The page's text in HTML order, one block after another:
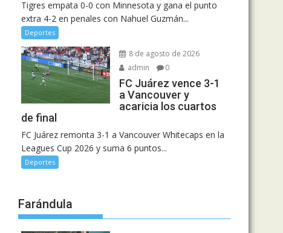
Tigres empata 0-0 con Minnesota y gana el punto
extra 4-2 en penales con Nahuel Guzmán...
Deportes
8 de agosto de 2026
admin
0
FC Juárez vence 3-1
a Vancouver y
acaricia los cuartos
de final
FC Juárez remonta 3-1 a Vancouver Whitecaps en la
Leagues Cup 2026 y suma 6 puntos...
Deportes
Farándula